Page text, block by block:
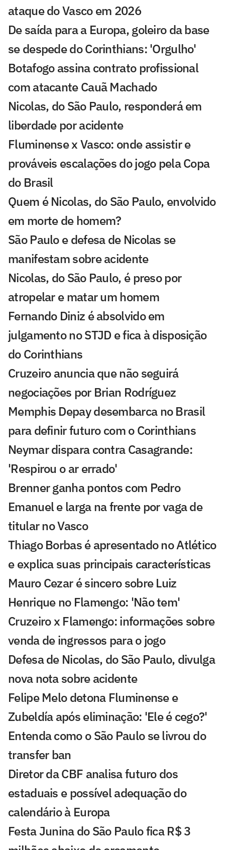
ataque do Vasco em 2026
De saída para a Europa, goleiro da base
se despede do Corinthians: 'Orgulho'
Botafogo assina contrato profissional
com atacante Cauã Machado
Nicolas, do São Paulo, responderá em
liberdade por acidente
Fluminense x Vasco: onde assistir e
prováveis escalações do jogo pela Copa
do Brasil
Quem é Nicolas, do São Paulo, envolvido
em morte de homem?
São Paulo e defesa de Nicolas se
manifestam sobre acidente
Nicolas, do São Paulo, é preso por
atropelar e matar um homem
Fernando Diniz é absolvido em
julgamento no STJD e fica à disposição
do Corinthians
Cruzeiro anuncia que não seguirá
negociações por Brian Rodríguez
Memphis Depay desembarca no Brasil
para definir futuro com o Corinthians
Neymar dispara contra Casagrande:
'Respirou o ar errado'
Brenner ganha pontos com Pedro
Emanuel e larga na frente por vaga de
titular no Vasco
Thiago Borbas é apresentado no Atlético
e explica suas principais características
Mauro Cezar é sincero sobre Luiz
Henrique no Flamengo: 'Não tem'
Cruzeiro x Flamengo: informações sobre
venda de ingressos para o jogo
Defesa de Nicolas, do São Paulo, divulga
nova nota sobre acidente
Felipe Melo detona Fluminense e
Zubeldía após eliminação: 'Ele é cego?'
Entenda como o São Paulo se livrou do
transfer ban
Diretor da CBF analisa futuro dos
estaduais e possível adequação do
calendário à Europa
Festa Junina do São Paulo fica R$ 3